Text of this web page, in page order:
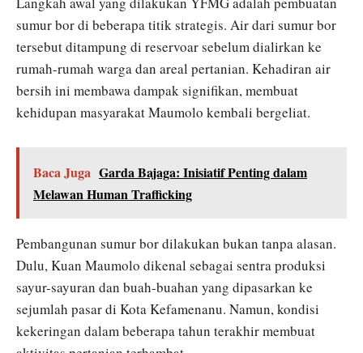
sumur bor di beberapa titik strategis. Air dari sumur bor
tersebut ditampung di reservoar sebelum dialirkan ke
rumah-rumah warga dan areal pertanian. Kehadiran air
bersih ini membawa dampak signifikan, membuat
kehidupan masyarakat Maumolo kembali bergeliat.
Baca Juga Garda Bajaga: Inisiatif Penting dalam
Melawan Human Trafficking
Pembangunan sumur bor dilakukan bukan tanpa alasan.
Dulu, Kuan Maumolo dikenal sebagai sentra produksi
sayur-sayuran dan buah-buahan yang dipasarkan ke
sejumlah pasar di Kota Kefamenanu. Namun, kondisi
kekeringan dalam beberapa tahun terakhir membuat